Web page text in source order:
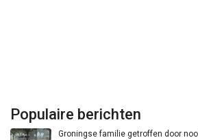
Populaire berichten
Groningse familie getroffen door